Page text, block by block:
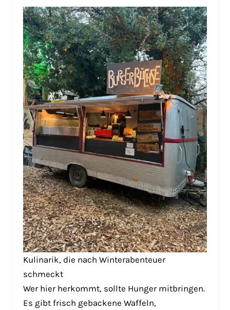
Kulinarik, die nach Winterabenteuer
schmeckt
Wer hier herkommt, sollte Hunger mitbringen.
Es gibt frisch gebackene Waffeln,